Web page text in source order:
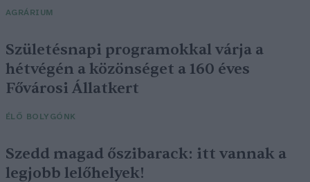
AGRÁRIUM
Születésnapi programokkal várja a
hétvégén a közönséget a 160 éves
Fővárosi Állatkert
ÉLŐ BOLYGÓNK
Szedd magad őszibarack: itt vannak a
legjobb lelőhelyek!